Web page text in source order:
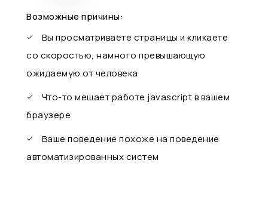
Возможные причины:
Вы просматриваете страницы и кликаете
со скоростью, намного превышающую
ожидаемую от человека
Что-то мешает работе javascript в вашем
браузере
Ваше поведение похоже на поведение
автоматизированных систем